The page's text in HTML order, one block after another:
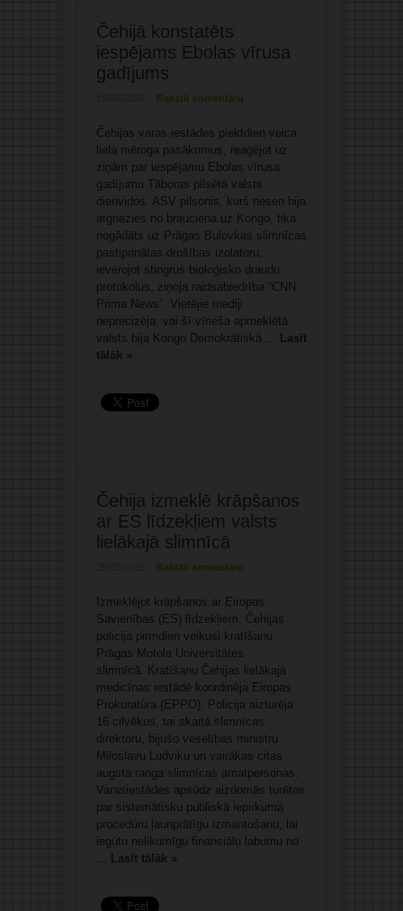
Čehijā konstatēts
iespējams Ebolas vīrusa
gadījums
Rakstīt komentāru
Čehijas varas iestādes piektdien veica
liela mēroga pasākumus, reaģējot uz
ziņām par iespējamu Ebolas vīrusa
gadījumu Tāboras pilsētā valsts
dienvidos. ASV pilsonis, kurš nesen bija
atgriezies no brauciena uz Kongo, tika
nogādāts uz Prāgas Bulovkas slimnīcas
pastiprinātas drošības izolatoru,
ievērojot stingrus bioloģisko draudu
protokolus, ziņoja raidsabiedrība “CNN
Prima News”. Vietējie mediji
neprecizēja, vai šī vīrieša apmeklētā
valsts bija Kongo Demokrātiskā ... Lasīt
tālāk »
Čehija izmeklē krāpšanos
ar ES līdzekļiem valsts
lielākajā slimnīcā
Rakstīt komentāru
Izmeklējot krāpšanos ar Eiropas
Savienības (ES) līdzekļiem, Čehijas
policija pirmdien veikusi kratīšanu
Prāgas Motola Universitātes
slimnīcā. Kratīšanu Čehijas lielākajā
medicīnas iestādē koordinēja Eiropas
Prokuratūra (EPPO). Policija aizturēja
16 cilvēkus, tai skaitā slimnīcas
direktoru, bijušo veselības ministru
Miloslavu Ludviku un vairākas citas
augsta ranga slimnīcas amatpersonas.
Varasiestādes apsūdz aizdomās turētos
par sistemātisku publiskā iepirkuma
procedūru ļaunprātīgu izmantošanu, lai
iegūtu nelikumīgu finansiālu labumu no
... Lasīt tālāk »